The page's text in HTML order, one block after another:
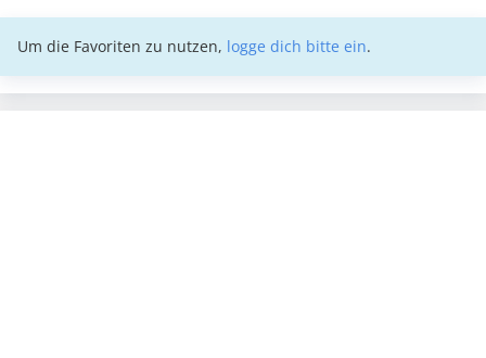
Um die Favoriten zu nutzen, logge dich bitte ein.